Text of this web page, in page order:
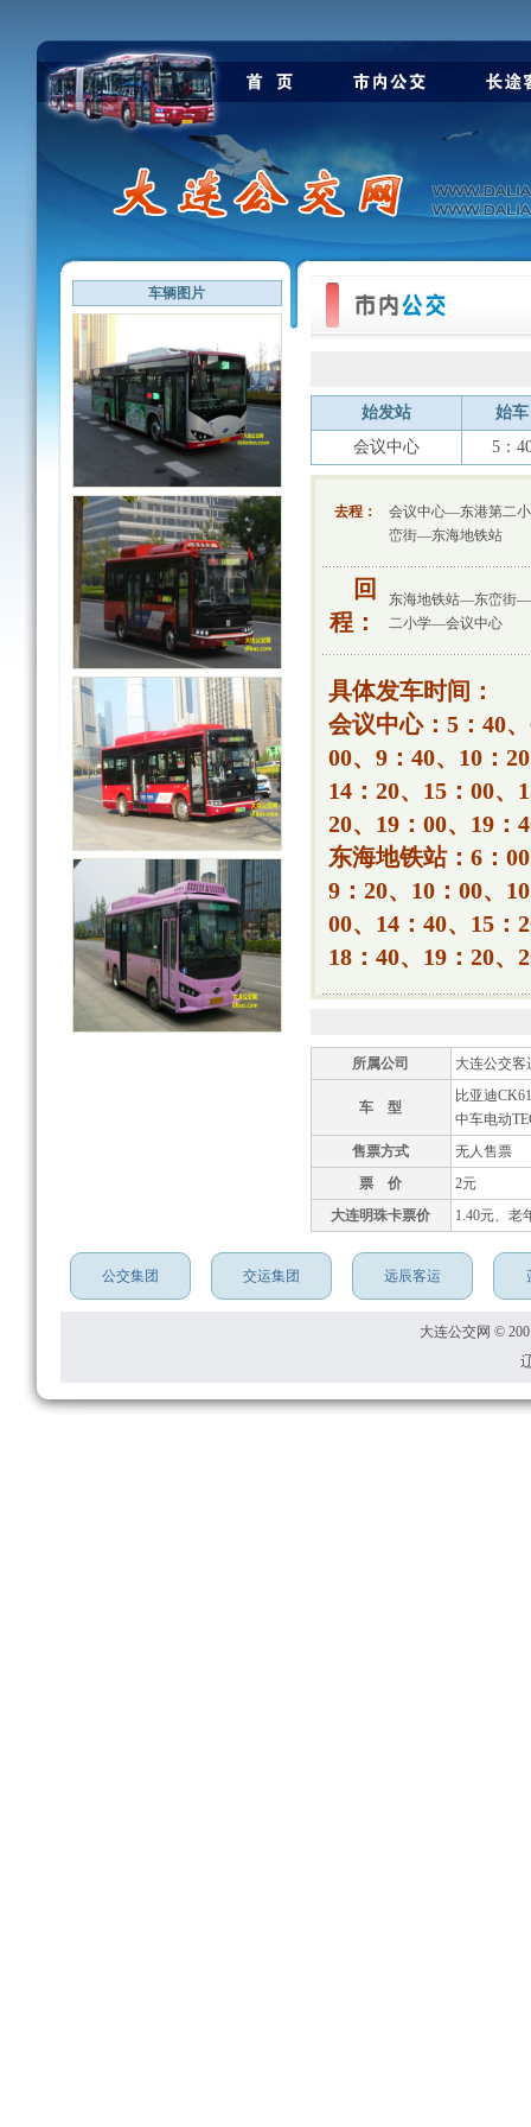
车辆图片
始发站
始车
会议中心
5：
去程：
会议中心—东港第二
峦街—东海地铁站
回
程：
东海地铁站—东峦街
二小学—会议中心
具体发车时间：
会议中心：5：40
00、9：40、10：
14：20、15：00、
20、19：00、19：
东海地铁站：6：
9：20、10：00、
00、14：40、15：
18：40、19：20、
所属公司 大连公交客
车 型
比亚迪
中车电动
售票方式
无人售票
票 价
2元
大连明珠卡票价
1.40元、老
公交集团 交运集团 远辰客运
大连公交网 ©